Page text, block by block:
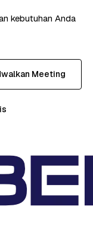
kebutuhan Anda
Meeting